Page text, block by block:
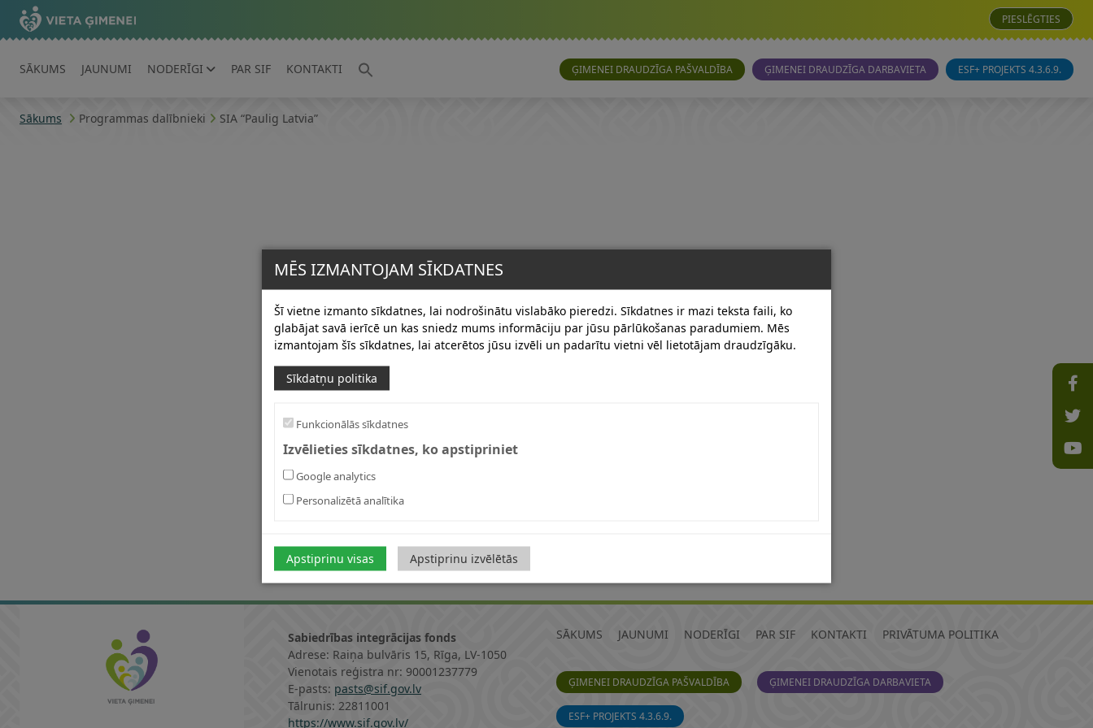
PIESLĒGTIES
SĀKUMS JAUNUMI NODERĪGI PAR SIF KONTAKTI ĢIMENEI DRAUDZĪGA PAŠVALDĪBA ĢIMENEI DRAUDZĪGA DARBAVIETA ESF+ PROJEKTS 4.3.6.9.
Sākums Programmas dalībnieki SIA “Paulig Latvia”
Sabiedrības integrācijas fonds
Adrese: Raiņa bulvāris 15, Rīga, LV-1050
Vienotais reģistra nr: 90001237779
E-pasts: pasts@sif.gov.lv
Tālrunis: 22811001
https://www.sif.gov.lv/
SĀKUMS JAUNUMI NODERĪGI PAR SIF KONTAKTI PRIVĀTUMA POLITIKA
ĢIMENEI DRAUDZĪGA PAŠVALDĪBA ĢIMENEI DRAUDZĪGA DARBAVIETA
ESF+ PROJEKTS 4.3.6.9.
MĒS IZMANTOJAM SĪKDATNES
Šī vietne izmanto sīkdatnes, lai nodrošinātu vislabāko pieredzi. Sīkdatnes ir mazi teksta faili, ko
glabājat savā ierīcē un kas sniedz mums informāciju par jūsu pārlūkošanas paradumiem. Mēs
izmantojam šīs sīkdatnes, lai atcerētos jūsu izvēli un padarītu vietni vēl lietotājam draudzīgāku.
Sīkdatņu politika
Funkcionālās sīkdatnes
Izvēlieties sīkdatnes, ko apstipriniet
Google analytics
Personalizētā analītika
Apstiprinu visas Apstiprinu izvēlētās